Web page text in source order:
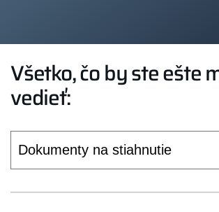
Všetko, čo by ste ešte
vedieť: